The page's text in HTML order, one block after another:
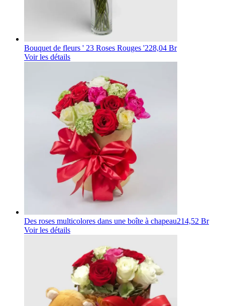
Bouquet de fleurs ' 23 Roses Rouges '228,04 Br
Voir les détails
Des roses multicolores dans une boîte à chapeau214,52 Br
Voir les détails